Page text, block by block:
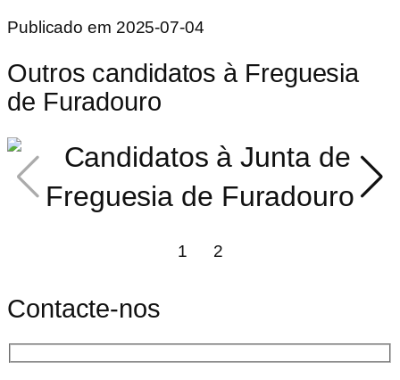
Publicado em 2025-07-04
Outros candidatos à Freguesia
de Furadouro
1 2
Contacte-nos